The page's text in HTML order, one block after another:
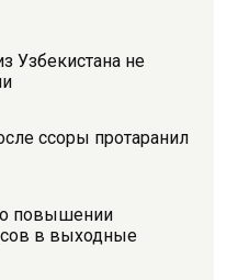
Узбекистана не
ссоры протаранил
о повышении
в выходные